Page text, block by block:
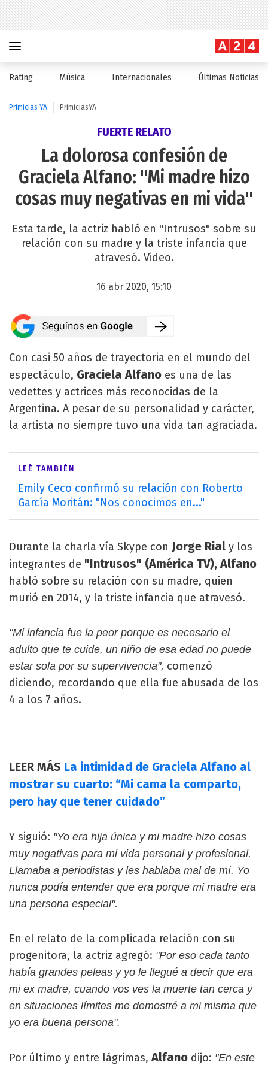
Rating Música Internacionales Últimas Noticias
Primicias YA PrimiciasYA
FUERTE RELATO
La dolorosa confesión de
Graciela Alfano: "Mi madre hizo
cosas muy negativas en mi vida"
Esta tarde, la actriz habló en "Intrusos" sobre su
relación con su madre y la triste infancia que
atravesó. Video.
16 abr 2020, 15:10
Con casi 50 años de trayectoria en el mundo del
espectáculo, Graciela Alfano es una de las
vedettes y actrices más reconocidas de la
Argentina. A pesar de su personalidad y carácter,
la artista no siempre tuvo una vida tan agraciada.
LEÉ TAMBIÉN
Emily Ceco confirmó su relación con Roberto
García Moritán: "Nos conocimos en..."
Durante la charla vía Skype con Jorge Rial y los
integrantes de "Intrusos" (América TV), Alfano
habló sobre su relación con su madre, quien
murió en 2014, y la triste infancia que atravesó.
"Mi infancia fue la peor porque es necesario el
adulto que te cuide, un niño de esa edad no puede
estar sola por su supervivencia", comenzó
diciendo, recordando que ella fue abusada de los
4 a los 7 años.
LEER MÁS La intimidad de Graciela Alfano al
mostrar su cuarto: “Mi cama la comparto,
pero hay que tener cuidado”
Y siguió: "Yo era hija única y mi madre hizo cosas
muy negativas para mi vida personal y profesional.
Llamaba a periodistas y les hablaba mal de mí. Yo
nunca podía entender que era porque mi madre era
una persona especial".
En el relato de la complicada relación con su
progenitora, la actriz agregó: "Por eso cada tanto
había grandes peleas y yo le llegué a decir que era
mi ex madre, cuando vos ves la muerte tan cerca y
en situaciones límites me demostré a mi misma que
yo era buena persona".
Por último y entre lágrimas,Alfano dijo: "En este